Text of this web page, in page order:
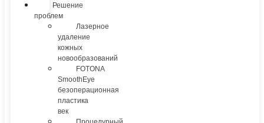
Решение
проблем
Лазерное
удаление
кожных
новообразований
FOTONA
SmoothEye
безоперационная
пластика
век